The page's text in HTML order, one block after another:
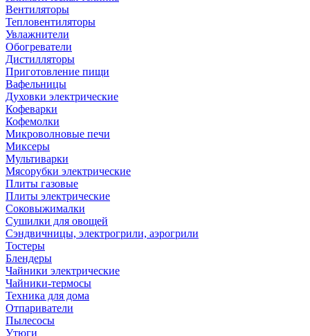
Вентиляторы
Тепловентиляторы
Увлажнители
Обогреватели
Дистилляторы
Приготовление пищи
Вафельницы
Духовки электрические
Кофеварки
Кофемолки
Микроволновые печи
Миксеры
Мультиварки
Мясорубки электрические
Плиты газовые
Плиты электрические
Соковыжималки
Сушилки для овощей
Сэндвичницы, электрогрили, аэрогрили
Тостеры
Блендеры
Чайники электрические
Чайники-термосы
Техника для дома
Отпариватели
Пылесосы
Утюги